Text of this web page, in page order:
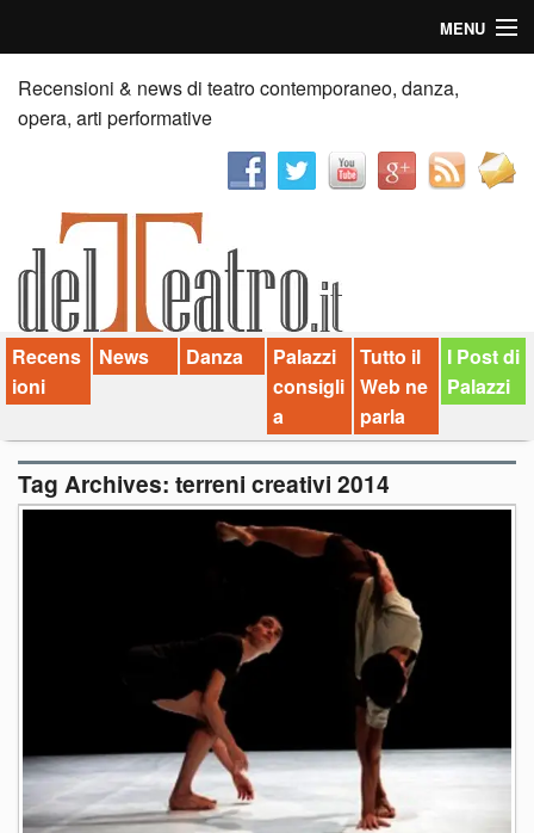
MENU
Home
Recensioni
News
Palazzi consiglia
Video
Chi siamo
Contatti
Recensioni & news di teatro contemporaneo, danza,
opera, arti performative
Recens
ioni
News Danza
Palazzi
consigli
a
Tutto il
Web ne
parla
I Post di
Palazzi
Tag Archives: terreni creativi 2014